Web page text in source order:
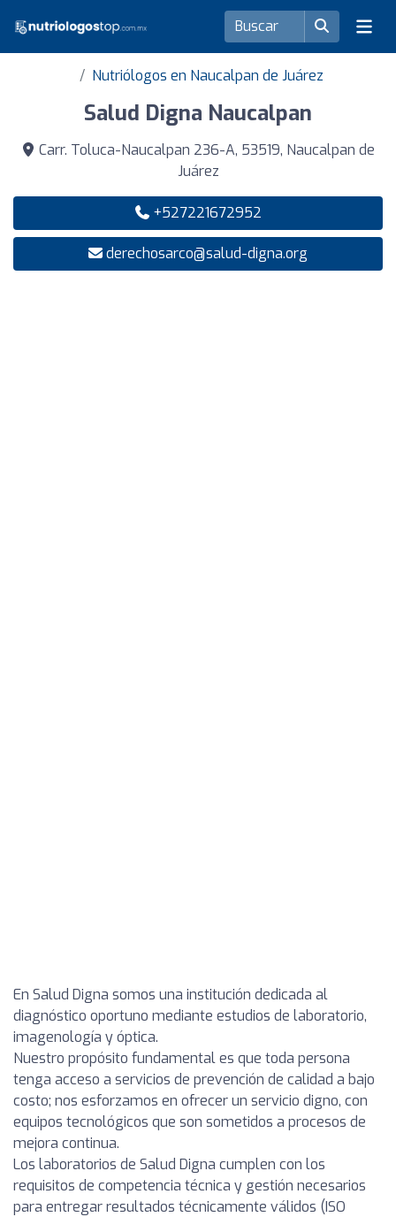
Nutriólogos en Naucalpan de Juárez
Salud Digna Naucalpan
Carr. Toluca-Naucalpan 236-A, 53519, Naucalpan de
Juárez
+527221672952
derechosarco@salud-digna.org
En Salud Digna somos una institución dedicada al
diagnóstico oportuno mediante estudios de laboratorio,
imagenología y óptica.
Nuestro propósito fundamental es que toda persona
tenga acceso a servicios de prevención de calidad a bajo
costo; nos esforzamos en ofrecer un servicio digno, con
equipos tecnológicos que son sometidos a procesos de
mejora continua.
Los laboratorios de Salud Digna cumplen con los
requisitos de competencia técnica y gestión necesarios
para entregar resultados técnicamente válidos (ISO